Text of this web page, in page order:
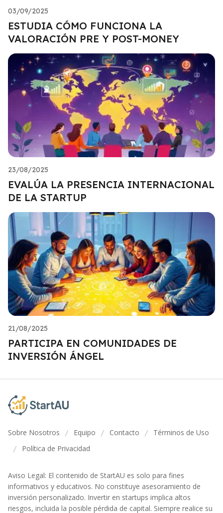
03/09/2025
ESTUDIA CÓMO FUNCIONA LA
VALORACIÓN PRE Y POST-MONEY
23/08/2025
EVALÚA LA PRESENCIA INTERNACIONAL
DE LA STARTUP
21/08/2025
PARTICIPA EN COMUNIDADES DE
INVERSIÓN ÁNGEL
Sobre Nosotros / Equipo / Contacto / Términos de Uso
/ Política de Privacidad
Aviso Legal: El contenido de StartAU es solo para fines
informativos y educativos. No constituye asesoramiento de
inversión personalizado. Invertir en startups implica altos
riesgos, incluida la posible pérdida de capital. Siempre realice su